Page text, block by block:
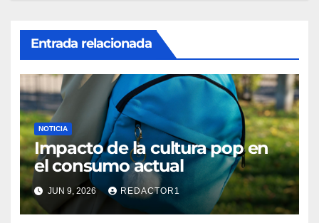
Entrada relacionada
NOTICIA
Impacto de la cultura pop en
el consumo actual
JUN 9, 2026 REDACTOR1